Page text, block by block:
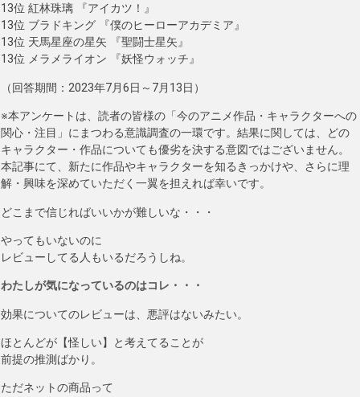
13位 紅林珠璃 『アイカツ！』
13位 ブラドキング 『僕のヒーローアカデミア』
13位 天馬星座の星矢 『聖闘士星矢』
13位 メラメライオン 『妖怪ウォッチ』
（回答期間：2023年7月6日～7月13日）
※本アンケートは、読者の皆様の「今のアニメ作品・キャラクターへの
関心・注目」にまつわる意識調査の一環です。結果に関しては、どの
キャラクター・作品についても優劣を決する意図ではございません。
本記事にて、新たに作品やキャラクターを知るきっかけや、さらに理
解・興味を深めていただく一翼を担えれば幸いです。
どこまで信じればいいかが難しいな・・・
やってもいないのに
レビューしてる人もいるだろうしね。
わたしが気になっているのはコレ・・・
効果についてのレビューは、悪評はないみたい。
ほとんどが【怪しい】と考えてることが
前提の推測ばかり。
ただネットの商品って